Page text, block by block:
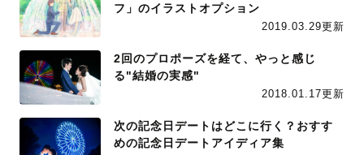
フ」のイラストオプション
2019.03.29更新
2回のプロポーズを経て、やっと感じ
る"結婚の実感"
2018.01.17更新
次の記念日デートはどこに行く？おすす
めの記念日デートアイディア集